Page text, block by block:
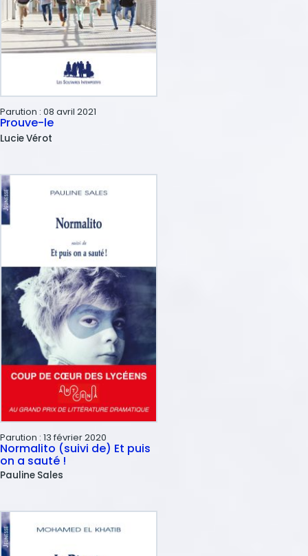
Parution : 08 avril 2021
Prouve-le
LucieVérot
Parution : 13 février 2020
Normalito (suivi de) Et puis
on a sauté !
Pauline Sales